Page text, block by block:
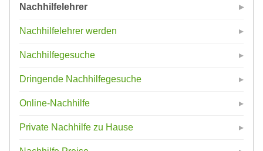
Nachhilfelehrer
Nachhilfelehrer werden
Nachhilfegesuche
Dringende Nachhilfegesuche
Online-Nachhilfe
Private Nachhilfe zu Hause